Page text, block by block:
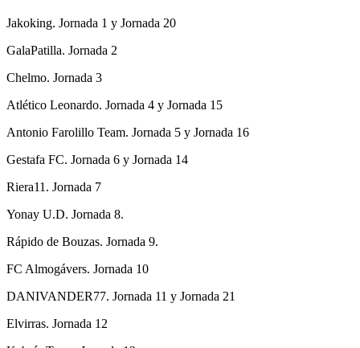
Jakoking. Jornada 1 y Jornada 20
GalaPatilla. Jornada 2
Chelmo. Jornada 3
Atlético Leonardo. Jornada 4 y Jornada 15
Antonio Farolillo Team. Jornada 5 y Jornada 16
Gestafa FC. Jornada 6 y Jornada 14
Riera11. Jornada 7
Yonay U.D. Jornada 8.
Rápido de Bouzas. Jornada 9.
FC Almogávers. Jornada 10
DANIVANDER77. Jornada 11 y Jornada 21
Elvirras. Jornada 12